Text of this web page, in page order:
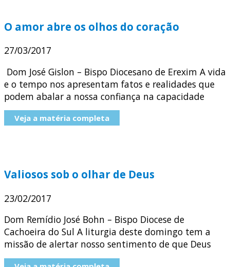
O amor abre os olhos do coração
27/03/2017
Dom José Gislon – Bispo Diocesano de Erexim A vida
e o tempo nos apresentam fatos e realidades que
podem abalar a nossa confiança na capacidade
Veja a matéria completa
Valiosos sob o olhar de Deus
23/02/2017
Dom Remídio José Bohn – Bispo Diocese de
Cachoeira do Sul A liturgia deste domingo tem a
missão de alertar nosso sentimento de que Deus